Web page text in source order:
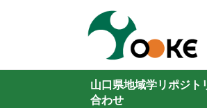
山口県地域学リポジト
合わせ